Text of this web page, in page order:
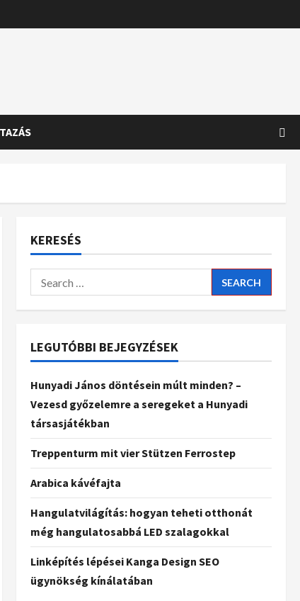
KERESÉS
LEGUTÓBBI BEJEGYZÉSEK
Hunyadi János döntésein múlt minden? –
Vezesd győzelemre a seregeket a Hunyadi
társasjátékban
Treppenturm mit vier Stützen Ferrostep
Arabica kávéfajta
Hangulatvilágítás: hogyan teheti otthonát
még hangulatosabbá LED szalagokkal
Linképítés lépései Kanga Design SEO
ügynökség kínálatában